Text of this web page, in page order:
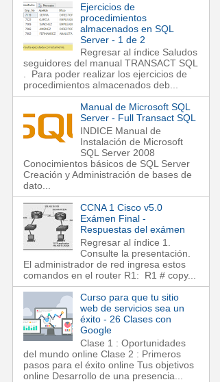
Ejercicios de
procedimientos
almacenados en SQL
Server - 1 de 2
Regresar al índice Saludos
seguidores del manual TRANSACT SQL
. Para poder realizar los ejercicios de
procedimientos almacenados deb...
Manual de Microsoft SQL
Server - Full Transact SQL
INDICE Manual de
Instalación de Microsoft
SQL Server 2008
Conocimientos básicos de SQL Server
Creación y Administración de bases de
dato...
CCNA 1 Cisco v5.0
Exámen Final -
Respuestas del exámen
Regresar al índice 1.
Consulte la presentación.
El administrador de red ingresa estos
comandos en el router R1: R1 # copy...
Curso para que tu sitio
web de servicios sea un
éxito - 26 Clases con
Google
Clase 1 : Oportunidades
del mundo online Clase 2 : Primeros
pasos para el éxito online Tus objetivos
online Desarrollo de una presencia...